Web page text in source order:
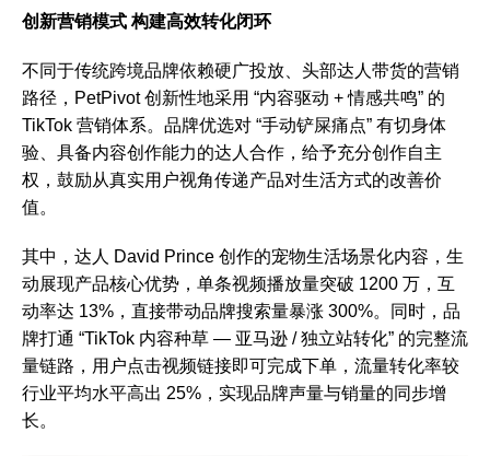
创新营销模式 构建高效转化闭环
不同于传统跨境品牌依赖硬广投放、头部达人带货的营销
路径，PetPivot 创新性地采用 “内容驱动 + 情感共鸣” 的
TikTok 营销体系。品牌优选对 “手动铲屎痛点” 有切身体
验、具备内容创作能力的达人合作，给予充分创作自主
权，鼓励从真实用户视角传递产品对生活方式的改善价
值。
其中，达人 David Prince 创作的宠物生活场景化内容，生
动展现产品核心优势，单条视频播放量突破 1200 万，互
动率达 13%，直接带动品牌搜索量暴涨 300%。同时，品
牌打通 “TikTok 内容种草 — 亚马逊 / 独立站转化” 的完整流
量链路，用户点击视频链接即可完成下单，流量转化率较
行业平均水平高出 25%，实现品牌声量与销量的同步增
长。